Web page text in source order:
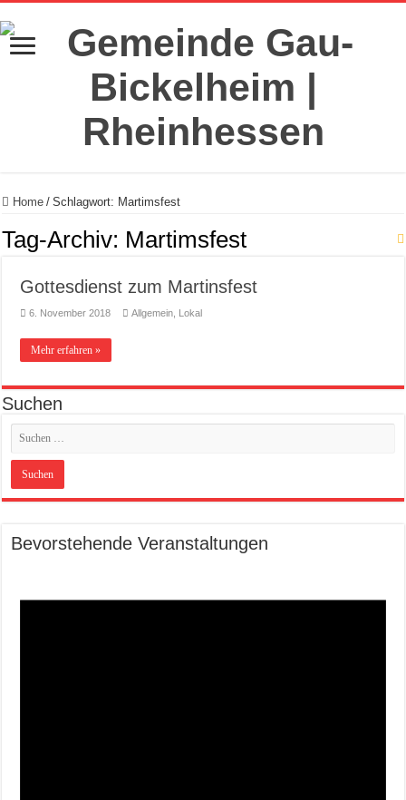
Home / Schlagwort: Martimsfest
Tag-Archiv: Martimsfest
Gottesdienst zum Martinsfest
6. November 2018 Allgemein Lokal
Mehr erfahren »
Suchen
Bevorstehende Veranstaltungen